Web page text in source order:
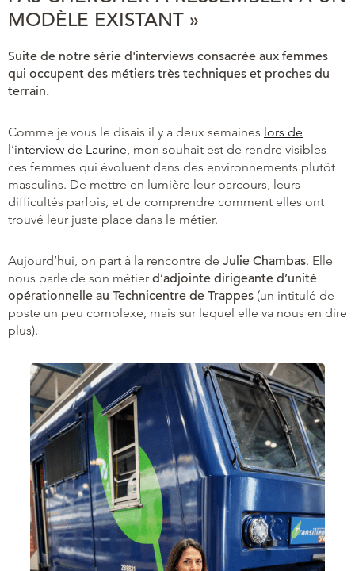
MODÈLE EXISTANT »
Suite de notre série d'interviews consacrée aux femmes
qui occupent des métiers très techniques et proches du
terrain.
Comme je vous le disais il y a deux semaines lors de
l’interview de Laurine , mon souhait est de rendre visibles
ces femmes qui évoluent dans des environnements plutôt
masculins. De mettre en lumière leur parcours, leurs
difficultés parfois, et de comprendre comment elles ont
trouvé leur juste place dans le métier.
Aujourd’hui, on part à la rencontre de Julie Chambas. Elle
nous parle de son métier d’adjointe dirigeante d’unité
opérationnelle au Technicentre de Trappes (un intitulé de
poste un peu complexe, mais sur lequel elle va nous en dire
plus).